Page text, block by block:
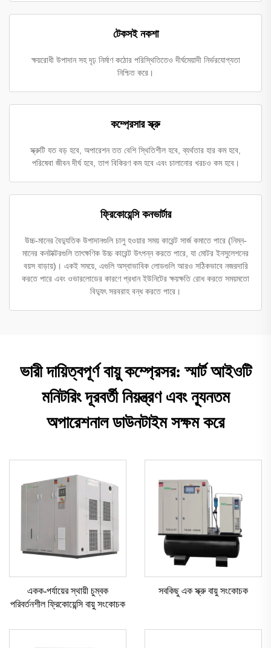
টেকসই নকশা
ক্ষয়রোধী উপাদান সহ দৃঢ় নির্মাণ কঠোর পরিস্থিতিতেও দীর্ঘমেয়াদী নির্ভরযোগ্যতা
নিশ্চিত করে।
কম্প্রেসার স্ক্রু
স্ক্রুটি যত বড় হবে, অপারেশন তত বেশি স্থিতিশীল হবে, ব্যর্থতার হার কম হবে,
পরিষেবা জীবন দীর্ঘ হবে, তাপ বিকিরণ কম হবে এবং চালানোর খরচও কম হবে।
ফ্রিকোয়েন্সি কনভার্টার
উচ্চ-মানের বৈদ্যুতিক উপাদানগুলি চালু হওয়ার সময় কারেন্ট সার্জ কমাতে পারে (নিম্ন-
মানের কনটাক্টরগুলি তাৎক্ষণিক উচ্চ কারেন্ট উৎপন্ন করতে পারে, যা মোটর ইনসুলেশনের
বয়স বাড়ায়)। একই সময়ে, এগুলি অস্বাভাবিক লোডগুলি আরও সঠিকভাবে নজরদারি
করতে পারে এবং ওভারলোডের কারণে প্রধান ইউনিটের ক্ষয়ক্ষতি রোধ করতে সময়মতো
বিদ্যুৎ সরবরাহ বন্ধ করতে পারে।
ভারী দায়িত্বপূর্ণ বায়ু কম্প্রেসর: স্মার্ট আইওটি
মনিটরিং দূরবর্তী নিয়ন্ত্রণ এবং ন্যূনতম
অপারেশনাল ডাউনটাইম সক্ষম করে
একক-পর্যায়ের স্থায়ী চুম্বক
পরিবর্তনশীল ফ্রিকোয়েন্সি বায়ু সংকোচক
সবকিছু এক স্ক্রু বায়ু সংকোচক